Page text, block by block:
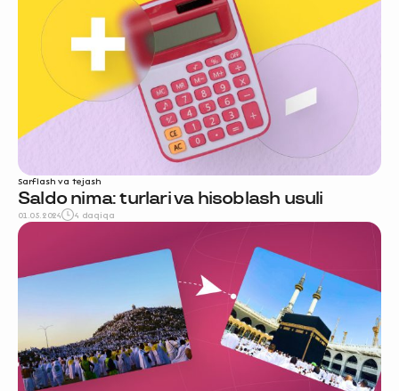
Sarflash va tejash
Saldo nima: turlari va hisoblash usuli
01.05.2024 4 daqiqa